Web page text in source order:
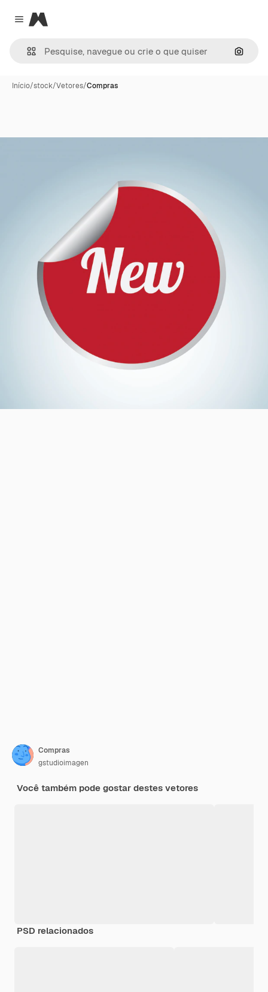
Close menu
Magnific
Início/stock/Vetores/Compras
Compras
gstudioimagen
Você também pode gostar destes vetores
PSD relacionados